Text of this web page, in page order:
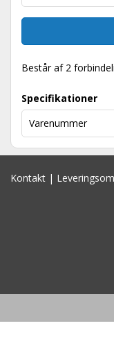
Består af 2
Specifikationer
Varenummer
Kontakt |